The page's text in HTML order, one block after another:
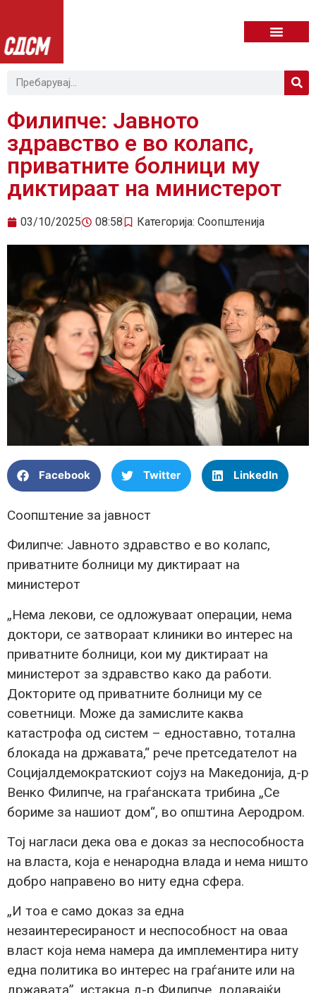
Филипче: Јавното
здравство е во колапс,
приватните болници му
диктираат на министерот
03/10/2025 08:58 Категорија: Соопштенија
Facebook Twitter LinkedIn
Соопштение за јавност
Филипче: Јавното здравство е во колапс,
приватните болници му диктираат на
министерот
„Нема лекови, се одложуваат операции, нема
доктори, се затвораат клиники во интерес на
приватните болници, кои му диктираат на
министерот за здравство како да работи.
Докторите од приватните болници му се
советници. Може да замислите каква
катастрофа од систем – едноставно, тотална
блокада на државата,“ рече претседателот на
Социјалдемократскиот сојуз на Македонија, д-р
Венко Филипче, на граѓанската трибина „Се
бориме за нашиот дом“, во општина Аеродром.
Тој нагласи дека ова е доказ за неспособноста
на власта, која е ненародна влада и нема ништо
добро направено во ниту една сфера.
„И тоа е само доказ за една
незаинтересираност и неспособност на оваа
власт која нема намера да имплементира ниту
една политика во интерес на граѓаните или на